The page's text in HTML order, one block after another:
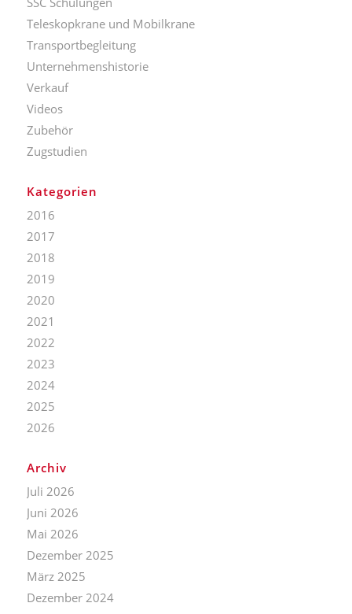
Teleskopkrane und Mobilkrane
Transportbegleitung
Unternehmenshistorie
Verkauf
Videos
Zubehör
Zugstudien
Kategorien
2016
2017
2018
2019
2020
2021
2022
2023
2024
2025
2026
Archiv
Juli 2026
Juni 2026
Mai 2026
Dezember 2025
März 2025
Dezember 2024